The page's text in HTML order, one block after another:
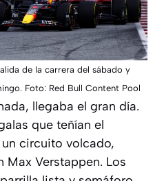
de la carrera del sábado y
Foto: Red Bull Content Pool
llegaba el gran día.
que teñían el
circuito volcado,
Verstappen. Los